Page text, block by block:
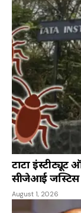
टाटा इंस्टीट्यूट
सीजेआई जस्टिस
August 1, 2026